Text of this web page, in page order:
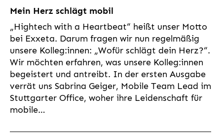
Mein Herz schlägt mobil
„Hightech with a Heartbeat“ heißt unser Motto
bei Exxeta. Darum fragen wir nun regelmäßig
unsere Kolleg:innen: „Wofür schlägt dein Herz?“.
Wir möchten erfahren, was unsere Kolleg:innen
begeistert und antreibt. In der ersten Ausgabe
verrät uns Sabrina Geiger, Mobile Team Lead im
Stuttgarter Office, woher ihre Leidenschaft für
mobile…